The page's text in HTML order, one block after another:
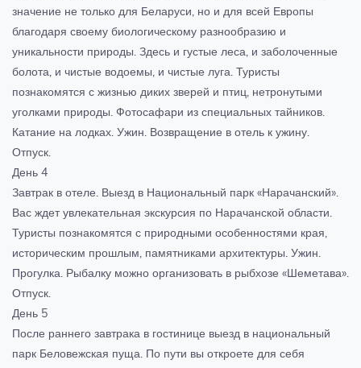
значение не только для Беларуси, но и для всей Европы
благодаря своему биологическому разнообразию и
уникальности природы. Здесь и густые леса, и заболоченные
болота, и чистые водоемы, и чистые луга. Туристы
познакомятся с жизнью диких зверей и птиц, нетронутыми
уголками природы. Фотосафари из специальных тайников.
Катание на лодках. Ужин. Возвращение в отель к ужину.
Отпуск.
День 4
Завтрак в отеле. Выезд в Национальный парк «Нарачанский».
Вас ждет увлекательная экскурсия по Нарачанской области.
Туристы познакомятся с природными особенностями края,
историческим прошлым, памятниками архитектуры. Ужин.
Прогулка. Рыбалку можно организовать в рыбхозе «Шеметава».
Отпуск.
День 5
После раннего завтрака в гостинице выезд в национальный
парк Беловежская пуща. По пути вы откроете для себя